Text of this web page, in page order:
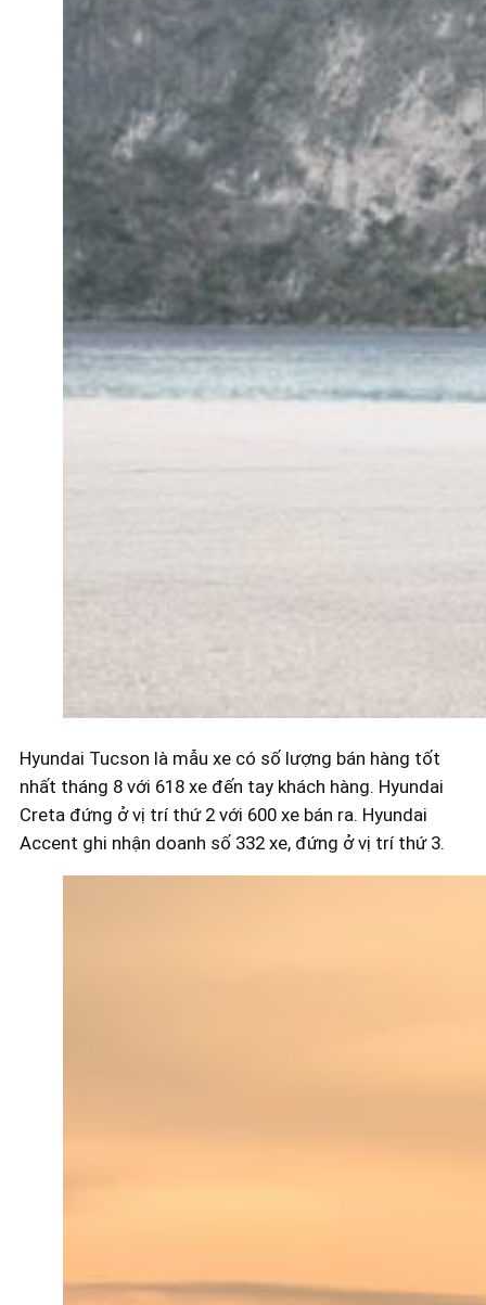
Hyundai Tucson là mẫu xe có số lượng bán hàng tốt
nhất tháng 8 với 618 xe đến tay khách hàng. Hyundai
Creta đứng ở vị trí thứ 2 với 600 xe bán ra. Hyundai
Accent ghi nhận doanh số 332 xe, đứng ở vị trí thứ 3.